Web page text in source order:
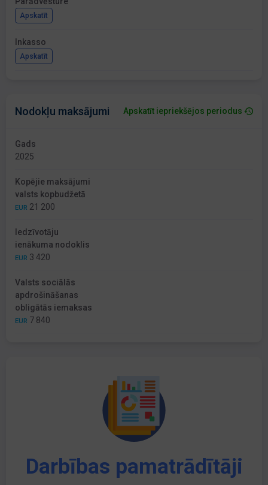
Apskatīt
Inkasso
Apskatīt
Nodokļu maksājumi Apskatīt iepriekšējos periodus
Gads
2025
Kopējie maksājumi
valsts kopbudžetā
EUR 21 200
Iedzīvotāju
ienākuma nodoklis
EUR 3 420
Valsts sociālās
apdrošināšanas
obligātās iemaksas
EUR 7 840
Darbības pamatrādītāji